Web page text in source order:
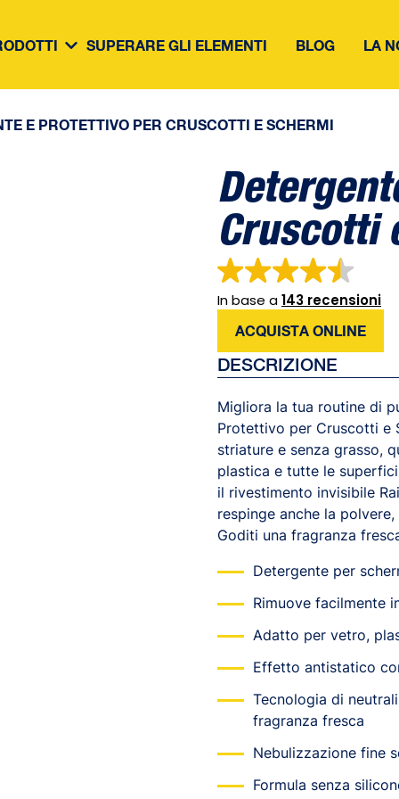
SUPERARE GLI ELEMENTI BLOG LA
E PROTETTIVO PER CRUSCOTTI E SCHERMI
Cruscotti
In base a143 recensioni
ACQUISTA ONLINE
DESCRIZIONE
Migliora la tua routine di
Protettivo per Cruscotti e
striature e senza grasso,
plastica e tutte le
il rivestimento invisibile
respinge anche la
Goditi una fragranza
Detergente per
Rimuove facilmente
Adatto per vetro,
Effetto antistatico
Tecnologia di
fragranza fresca
Nebulizzazione fine
Formula senza